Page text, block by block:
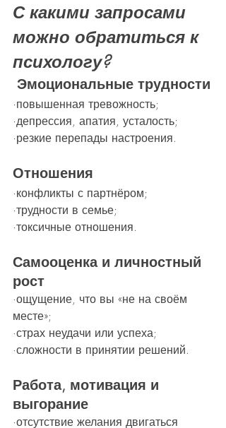
С какими запросами
можно обратиться к
психологу?
Эмоциональные трудности
·повышенная тревожность;
·депрессия, апатия, усталость;
·резкие перепады настроения.
Отношения
·конфликты с партнёром;
·трудности в семье;
·токсичные отношения.
Самооценка и личностный
рост
·ощущение, что вы «не на своём
месте»;
·страх неудачи или успеха;
·сложности в принятии решений.
Работа, мотивация и
выгорание
·отсутствие желания двигаться